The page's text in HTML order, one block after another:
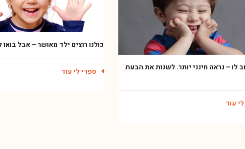
לו – נראה חינני יותר. לשנות את הבעת
עוד
כולנו רוצים ילד מאושר – אבל
ספרי לי עוד